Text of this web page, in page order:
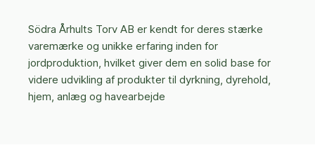
Södra Århults Torv AB er kendt for deres stærke
varemærke og unikke erfaring inden for
jordproduktion, hvilket giver dem en solid base for
videre udvikling af produkter til dyrkning, dyrehold,
hjem, anlæg og havearbejde